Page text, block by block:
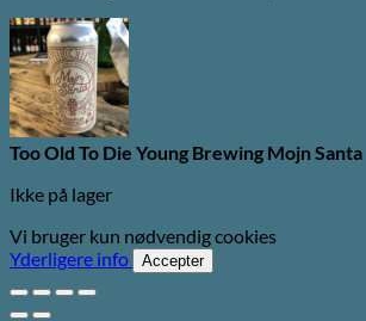
Too Old To Die Young Brewing Mojn Santa
Ikke på lager
Vi bruger kun nødvendig cookies
Yderligere info
Accepter